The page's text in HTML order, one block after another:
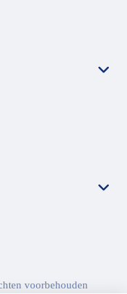
voorbehouden